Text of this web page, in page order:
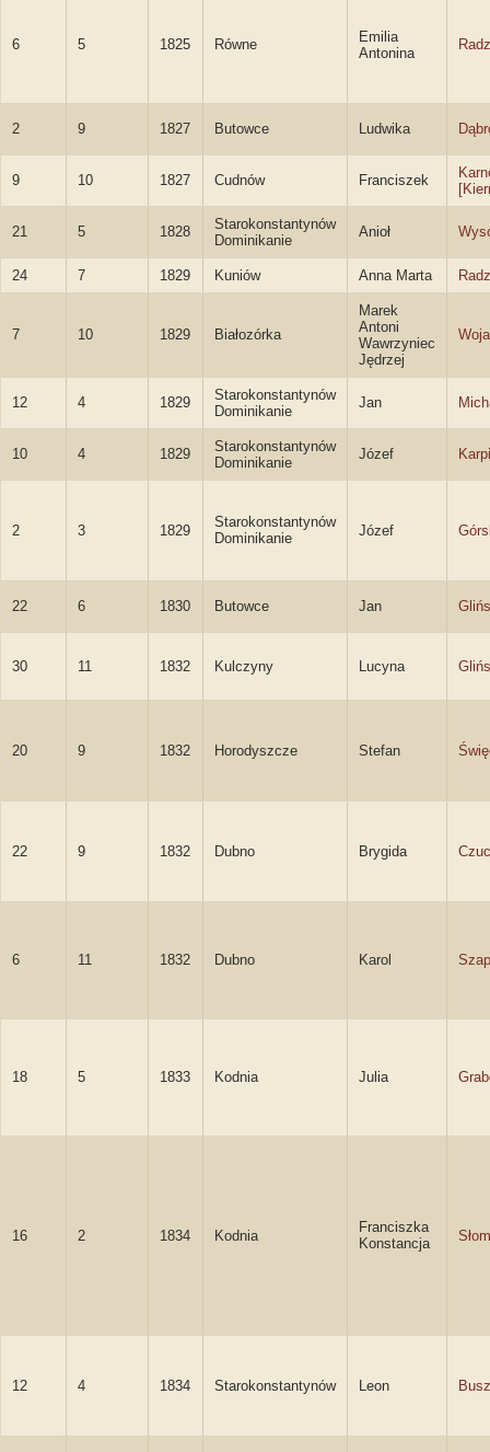
6 5 1825 Równe
Emilia
Antonina
2 9 1827 Butowce Ludwika
9 10 1827 Cudnów Franciszek
21 5 1828
Starokonstantynów
Dominikanie
Anioł
24 7 1829 Kuniów Anna Marta
7 10 1829 Białozórka
Marek
Antoni
Wawrzyniec
Jędrzej
12 4 1829
Starokonstantynów
Dominikanie
Jan
10 4 1829
Starokonstantynów
Dominikanie
Józef
2 3 1829
Starokonstantynów
Dominikanie
Józef
22 6 1830 Butowce Jan
30 11 1832 Kulczyny Lucyna
20 9 1832 Horodyszcze Stefan
22 9 1832 Dubno Brygida
6 11 1832 Dubno Karol
18 5 1833 Kodnia Julia
16 2 1834 Kodnia
Franciszka
Konstancja
12 4 1834 Starokonstantynów Leon